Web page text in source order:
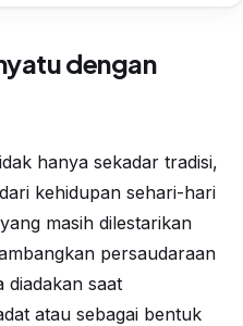
dengan
hanya sekadar tradisi,
kehidupan sehari-hari
masih dilestarikan
persaudaraan
diadakan saat
atau sebagai bentuk